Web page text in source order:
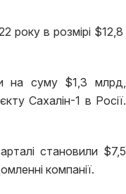
року в розмірі $12,8
на суму $1,3 млрд,
Сахалін-1 в Росії.
становили $7,5
компанії.